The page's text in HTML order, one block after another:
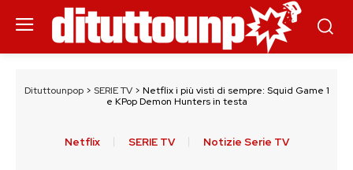
Dituttounpop> SERIE TV> Netflix i più visti di sempre: Squid Game 1
e KPop Demon Hunters in testa
Netflix SERIE TV Notizie Serie TV